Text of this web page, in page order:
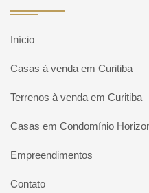
Início
Casas à venda em Curitiba
Terrenos à venda em Curitiba
Casas em Condomínio
Empreendimentos
Contato